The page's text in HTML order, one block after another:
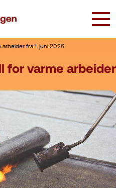
fra 1. juni 2026
for varme arbeider